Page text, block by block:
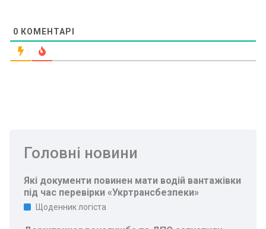
0 КОМЕНТАРІ
Головні новини
Які документи повинен мати водій вантажівки
під час перевірки «Укртрансбезпеки»
Щоденник логіста